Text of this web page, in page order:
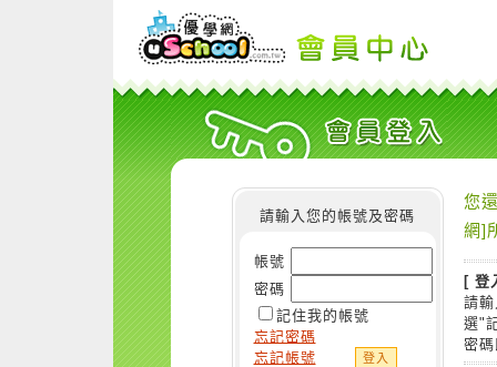
請輸入您的帳號及密碼
帳號
密碼
記住我的帳號
忘記密碼
忘記帳號
您
網]
[ 登
請
選"
密